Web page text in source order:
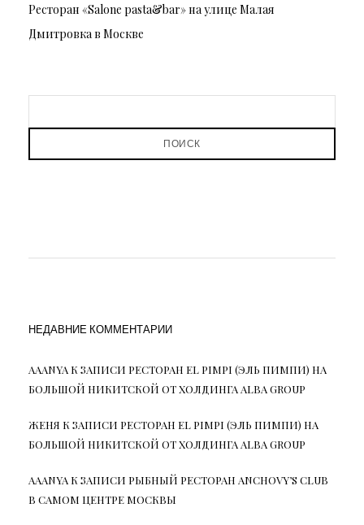
Ресторан «Salone pasta&bar» на улице Малая
Дмитровка в Москве
ПОИСК
НЕДАВНИЕ КОММЕНТАРИИ
AAANYAК ЗАПИСИ РЕСТОРАН EL PIMPI (ЭЛЬ ПИМПИ) НА
БОЛЬШОЙ НИКИТСКОЙ ОТ ХОЛДИНГА ALBA GROUP
ЖЕНЯ К ЗАПИСИ РЕСТОРАН EL PIMPI (ЭЛЬ ПИМПИ) НА
БОЛЬШОЙ НИКИТСКОЙ ОТ ХОЛДИНГА ALBA GROUP
AAANYAК ЗАПИСИ РЫБНЫЙ РЕСТОРАН ANCHOVY’S CLUB
В САМОМ ЦЕНТРЕ МОСКВЫ